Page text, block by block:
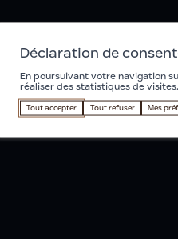
Déclaration de
En poursuivant votre navigation
réaliser des statistiques de
Tout accepter Tout refuser Mes